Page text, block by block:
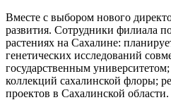
Вместе с выбором нового
развития. Сотрудники филиала
растениях на Сахалине:
генетических исследований
государственным
коллекций сахалинской флоры;
проектов в Сахалинской области.